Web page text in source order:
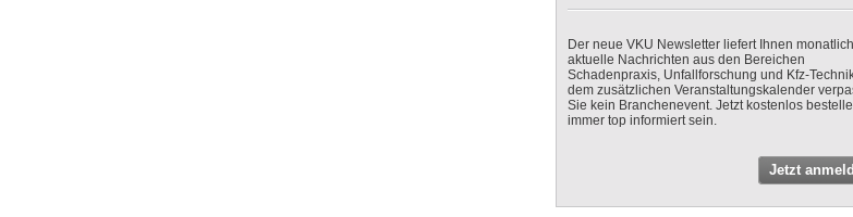
Der neue VKU Newsletter liefert Ihnen monatlich
aktuelle Nachrichten aus den Bereichen
Schadenpraxis, Unfallforschung und Kfz-
dem zusätzlichen Veranstaltungskalender
Sie kein Branchenevent. Jetzt kostenlos
immer top informiert sein.
Jetzt